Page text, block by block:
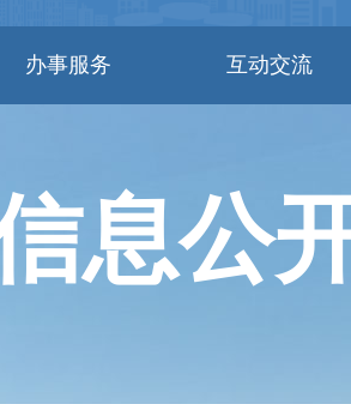
办事服务 互动交流
息公